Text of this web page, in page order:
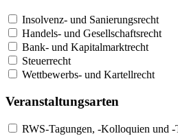
Insolvenz- und Sanierungsrecht
Handels- und Gesellschaftsrecht
Bank- und Kapitalmarktrecht
Steuerrecht
Wettbewerbs- und Kartellrecht
Veranstaltungsarten
RWS-Tagungen, -Kolloquien und -